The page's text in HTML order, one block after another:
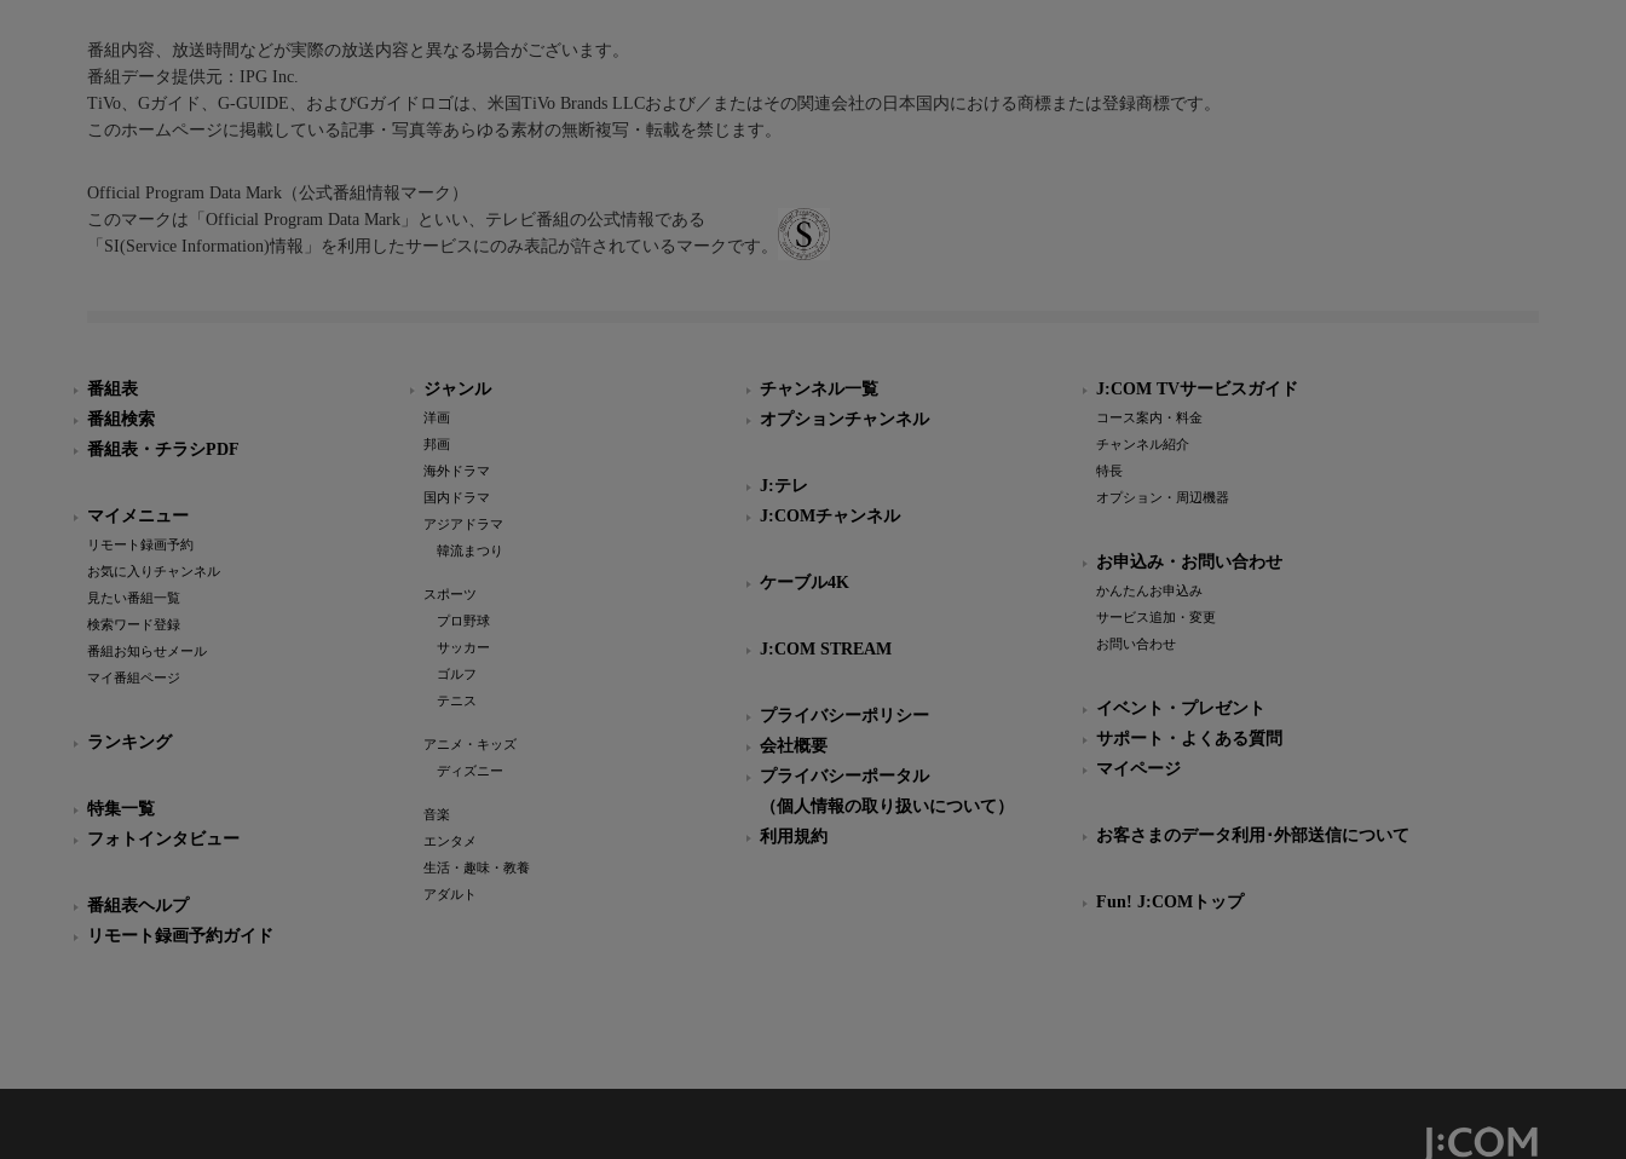
番組内容、放送時間などが実際の放送内容と異なる場合がございます。
番組データ提供元：IPG Inc.
TiVo、Gガイド、G-GUIDE、およびGガイドロゴは、米国TiVo Brands LLCおよび／またはその関連会社の日本国内における商標または登録商標です。
このホームページに掲載している記事・写真等あらゆる素材の無断複写・転載を禁じます。
Official Program Data Mark（公式番組情報マーク）
このマークは「Official Program Data Mark」といい、テレビ番組の公式情報である
「SI(Service Information)情報」を利用したサービスにのみ表記が許されているマークです。
番組表
番組検索
番組表・チラシPDF
マイメニュー
リモート録画予約
お気に入りチャンネル
見たい番組一覧
検索ワード登録
番組お知らせメール
マイ番組ページ
ランキング
特集一覧
フォトインタビュー
番組表ヘルプ
リモート録画予約ガイド
ジャンル
洋画
邦画
海外ドラマ
国内ドラマ
アジアドラマ
韓流まつり
スポーツ
プロ野球
サッカー
ゴルフ
テニス
アニメ・キッズ
ディズニー
音楽
エンタメ
生活・趣味・教養
アダルト
チャンネル一覧
オプションチャンネル
J:テレ
J:COMチャンネル
ケーブル4K
J:COM STREAM
プライバシーポリシー
会社概要
プライバシーポータル
（個人情報の取り扱いについて）
利用規約
J:COM TVサービスガイド
コース案内・料金
チャンネル紹介
特長
オプション・周辺機器
お申込み・お問い合わせ
かんたんお申込み
サービス追加・変更
お問い合わせ
イベント・プレゼント
サポート・よくある質問
マイページ
お客さまのデータ利用･外部送信について
Fun! J:COMトップ